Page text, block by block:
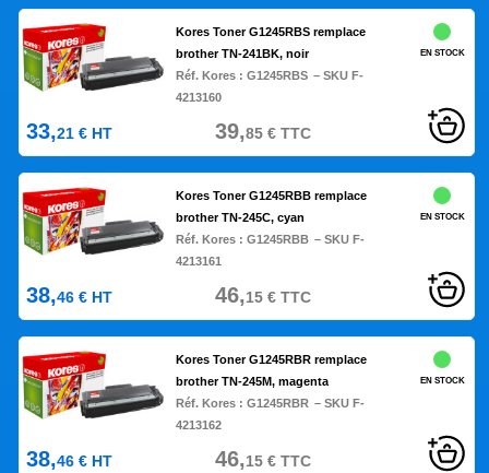
Kores Toner G1245RBS remplace
brother TN-241BK, noir
Réf. Kores : G1245RBS – SKU F-
4213160
EN STOCK
33,21 € HT 39,85€TTC
Kores Toner G1245RBB remplace
brother TN-245C, cyan
Réf. Kores : G1245RBB – SKU F-
4213161
EN STOCK
38,46 € HT 46,15€TTC
Kores Toner G1245RBR remplace
brother TN-245M, magenta
Réf. Kores : G1245RBR – SKU F-
4213162
EN STOCK
38,46 € HT 46,15€TTC